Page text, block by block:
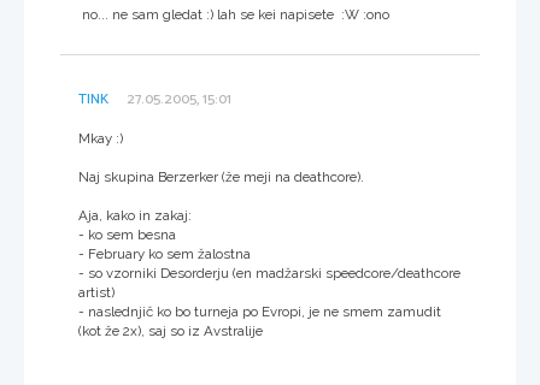
no... ne sam gledat :) lah se kei napisete :W :ono
TINK 27.05.2005, 15:01
Mkay :)
Naj skupina Berzerker (že meji na deathcore).
Aja, kako in zakaj:
- ko sem besna
- February ko sem žalostna
- so vzorniki Desorderju (en madžarski speedcore/deathcore
artist)
- naslednjič ko bo turneja po Evropi, je ne smem zamudit
(kot že 2x), saj so iz Avstralije